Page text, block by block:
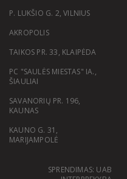
P. LUKŠIO G. 2, VILNIUS
AKROPOLIS
TAIKOS PR. 33, KLAIPĖDA
PC "SAULĖS MIESTAS" IA.,
ŠIAULIAI
SAVANORIŲ PR. 196,
KAUNAS
KAUNO G. 31,
MARIJAMPOLĖ
SPRENDIMAS: UAB